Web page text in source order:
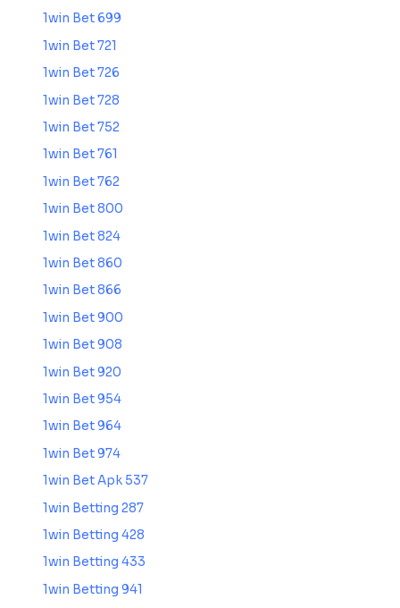
1win Bet 699
1win Bet 721
1win Bet 726
1win Bet 728
1win Bet 752
1win Bet 761
1win Bet 762
1win Bet 800
1win Bet 824
1win Bet 860
1win Bet 866
1win Bet 900
1win Bet 908
1win Bet 920
1win Bet 954
1win Bet 964
1win Bet 974
1win Bet Apk 537
1win Betting 287
1win Betting 428
1win Betting 433
1win Betting 941